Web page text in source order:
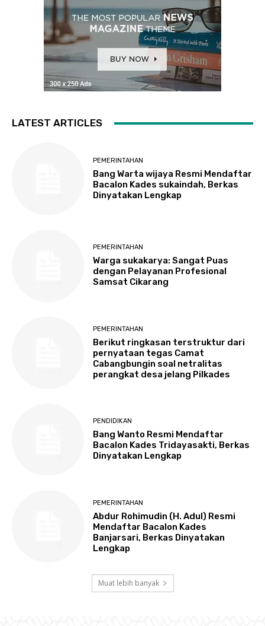
LATEST ARTICLES
PEMERINTAHAN
Bang Warta wijaya Resmi Mendaftar
Bacalon Kades sukaindah, Berkas
Dinyatakan Lengkap
PEMERINTAHAN
Warga sukakarya: Sangat Puas
dengan Pelayanan Profesional
Samsat Cikarang
PEMERINTAHAN
Berikut ringkasan terstruktur dari
pernyataan tegas Camat
Cabangbungin soal netralitas
perangkat desa jelang Pilkades
PENDIDIKAN
Bang Wanto Resmi Mendaftar
Bacalon Kades Tridayasakti, Berkas
Dinyatakan Lengkap
PEMERINTAHAN
Abdur Rohimudin (H. Adul) Resmi
Mendaftar Bacalon Kades
Banjarsari, Berkas Dinyatakan
Lengkap
Muat lebih banyak